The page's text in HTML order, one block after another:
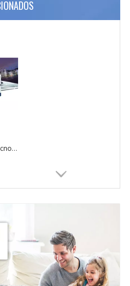
Serie LG-SD con tecnología SDEC